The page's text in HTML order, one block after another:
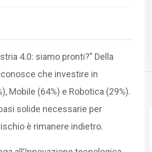
4.0: siamo pronti?” Della
che investire in
Mobile (64%) e Robotica (29%).
solide necessarie per
è rimanere indietro.